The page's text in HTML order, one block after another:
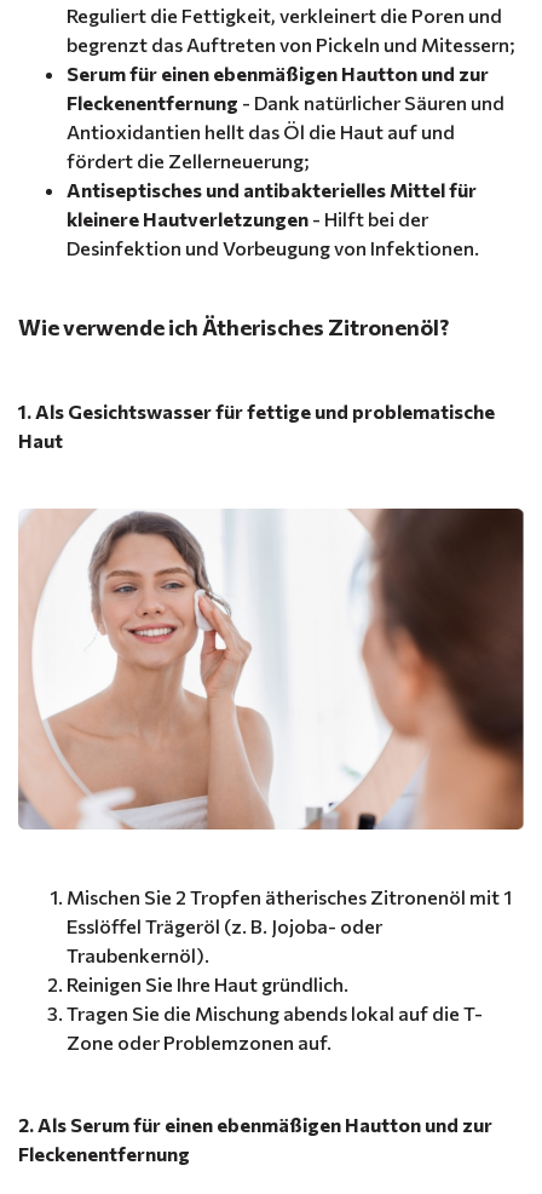
Reguliert die Fettigkeit, verkleinert die Poren und
begrenzt das Auftreten von Pickeln und Mitessern;
Serum für einen ebenmäßigen Hautton und zur
Fleckenentfernung - Dank natürlicher Säuren und
Antioxidantien hellt das Öl die Haut auf und
fördert die Zellerneuerung;
Antiseptisches und antibakterielles Mittel für
kleinere Hautverletzungen - Hilft bei der
Desinfektion und Vorbeugung von Infektionen.
Wie verwende ich Ätherisches Zitronenöl?
1. Als Gesichtswasser für fettige und problematische
Haut
Mischen Sie 2 Tropfen ätherisches Zitronenöl mit 1
Esslöffel Trägeröl (z. B. Jojoba- oder
Traubenkernöl).
Reinigen Sie Ihre Haut gründlich.
Tragen Sie die Mischung abends lokal auf die T-
Zone oder Problemzonen auf.
2. Als Serum für einen ebenmäßigen Hautton und zur
Fleckenentfernung